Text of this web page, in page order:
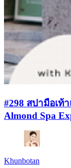
#298 สปามือเท้
Almond Spa
Khunbotan